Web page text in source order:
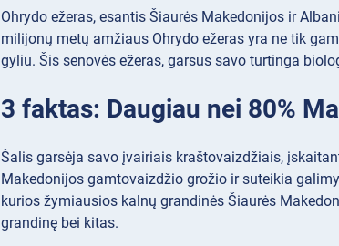
Ohrydo ežeras, esantis Šiaurės Makedonijos ir
milijonų metų amžiaus Ohrydo ežeras yra ne tik
gyliu. Šis senovės ežeras, garsus savo turtinga
3 faktas: Daugiau nei 80%
Šalis garsėja savo įvairiais kraštovaizdžiais,
Makedonijos gamtovaizdžio grožio ir suteikia
kurios žymiausios kalnų grandinės Šiaurės
grandinę bei kitas.